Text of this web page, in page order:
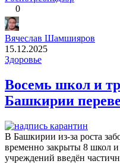
0
Вячеслав Шамшияров
15.12.2025
Здоровье
Восемь школ и
Башкирии
В Башкирии из‑за роста
временно закрыты 8 школ и
учреждений введён